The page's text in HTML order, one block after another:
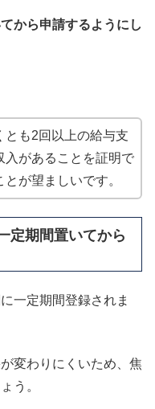
から申請するようにし
とも2回以上の給与支
入があることを証明で
が望ましいです。
定期間置いてから
一定期間登録されま
変わりにくいため、焦
う。